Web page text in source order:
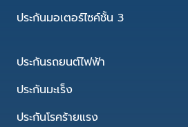
ประกันมอเตอร์ไซค์ชั้น 3
ประกันรถยนต์ไฟฟ้า
ประกันมะเร็ง
ประกันโรคร้ายแรง